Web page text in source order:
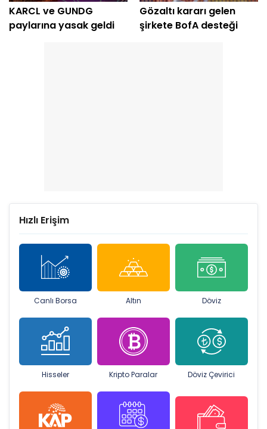
KARCL ve GUNDG
paylarına yasak geldi
Gözaltı kararı gelen
şirkete BofA desteği
Hızlı Erişim
Canlı Borsa Altın Döviz
Hisseler Kripto Paralar Döviz Çevirici